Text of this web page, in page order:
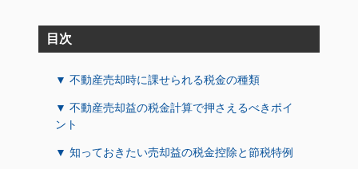
目次
▼ 不動産売却時に課せられる税金の種類
▼ 不動産売却益の税金計算で押さえるべきポイ
ント
▼ 知っておきたい売却益の税金控除と節税特例